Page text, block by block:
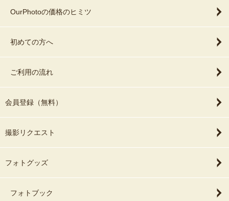
OurPhotoの価格のヒミツ
初めての方へ
ご利用の流れ
会員登録（無料）
撮影リクエスト
フォトグッズ
フォトブック